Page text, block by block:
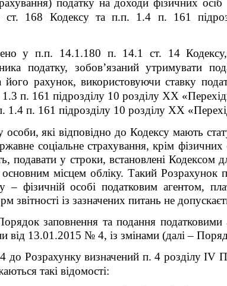
податку на доходи фізичних
ст. 168 Кодексу та п.п. 1.4 п. 161
у п.п. 14.1.180 п. 14.1 ст. 14
податку, зобов’язаний утримувати
його рахунок, використовуючи ставку
1.3 п. 161 підрозділу 10 розділу XX
1.4 п. 161 підрозділу 10 розділу XX
які відповідно до Кодексу мають
соціальне страхування, крім фізичних
подавати у строки, встановлені Кодексом
місцем обліку. Такий Розрахунок
– фізичній особі податковим агентом,
форм звітності із зазначених питань
заповнення та подання податковими
від 13.01.2015 № 4, із змінами (далі –
до Розрахункувизначений п. 4 розділу IV
такі відомості: